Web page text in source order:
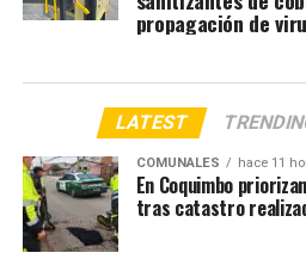
propagación de
LATEST
COMUNALES hace 11
En Coquimbo
tras catastro